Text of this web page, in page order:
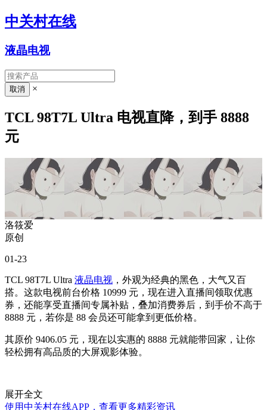
中关村在线
液晶电视
×
TCL 98T7L Ultra 电视直降，到手 8888
元
洛筱爱
原创
01-23
TCL 98T7L Ultra 液晶电视 ，外观为经典的黑色，大气又百
搭。这款电视前台价格 10999 元，现在进入直播间领取优惠
券，还能享受直播间专属补贴，叠加消费券后，到手价不高于
8888 元，若你是 88 会员还可能拿到更低价格。
其原价 9406.05 元，现在以实惠的 8888 元就能带回家，让你
轻松拥有高品质的大屏观影体验。
展开全文
使用中关村在线APP，查看更多精彩资讯